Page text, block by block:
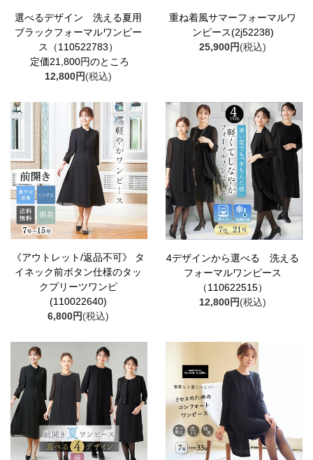
選べるデザイン 洗える夏用
ブラックフォーマルワンピー
ス（110522783）
定価21,800円のところ
12,800円(税込)
重ね着風サマーフォーマルワ
ンピース(2j52238)
25,900円(税込)
《アウトレット/返品不可》 タ
イネック前ボタン仕様のタッ
クプリーツワンピ
(110022640)
6,800円(税込)
4デザインから選べる 洗える
フォーマルワンピース
（110622515）
12,800円(税込)